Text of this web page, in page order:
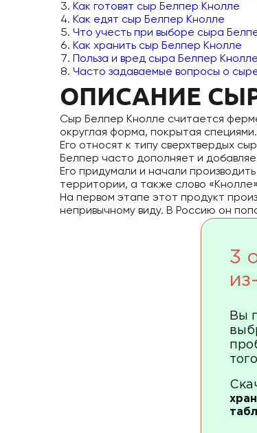
Как готовят сыр Белпер Кнолле
Как едят сыр Белпер Кнолле
Что учесть при выборе сыра
Как хранить сыр Белпер Кнолле
Польза и вред сыра Белпер Кнолле
Часто задаваемые вопросы о
ОПИСАНИЕ
Сыр Белпер Кнолле считается
округлая форма, покрытая
Его относят к типу сверхтвердых
Белпер часто дополняет и
Его придумали и начали
территории, а также слово
На первом этапе этот продукт
непривычному виду. В Россию он
3
Вы